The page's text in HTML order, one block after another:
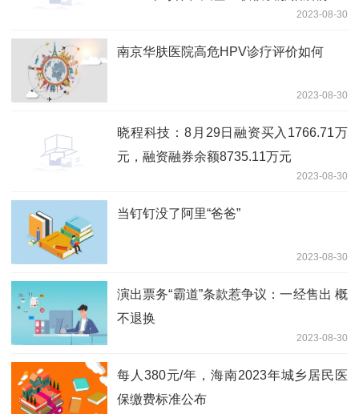
2023-08-30
南京华肤医院高危HPV诊疗评价如何
2023-08-30
晓程科技：8月29日融资买入1766.71万
元，融资融券余额8735.11万元
2023-08-30
当钉钉没了阿里“爸爸”
2023-08-30
演出票务“霸道”条款惹争议：一经售出 概
不退换
2023-08-30
每人380元/年，海南2023年城乡居民医
保缴费标准公布